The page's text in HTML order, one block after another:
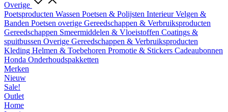
Overige
Poetsproducten Wassen Poetsen & Polijsten InterieurVelgen &
Banden Poetsen overige Gereedschappen & Verbruiksproducten
Gereedschappen Smeermiddelen & Vloeistoffen Coatings &
spuitbussen Overige Gereedschappen & Verbruiksproducten
Kleding Helmen & Toebehoren Promotie & Stickers Cadeaubonnen
Honda Onderhoudspakketten
Merken
Nieuw
Sale!
Outlet
Home